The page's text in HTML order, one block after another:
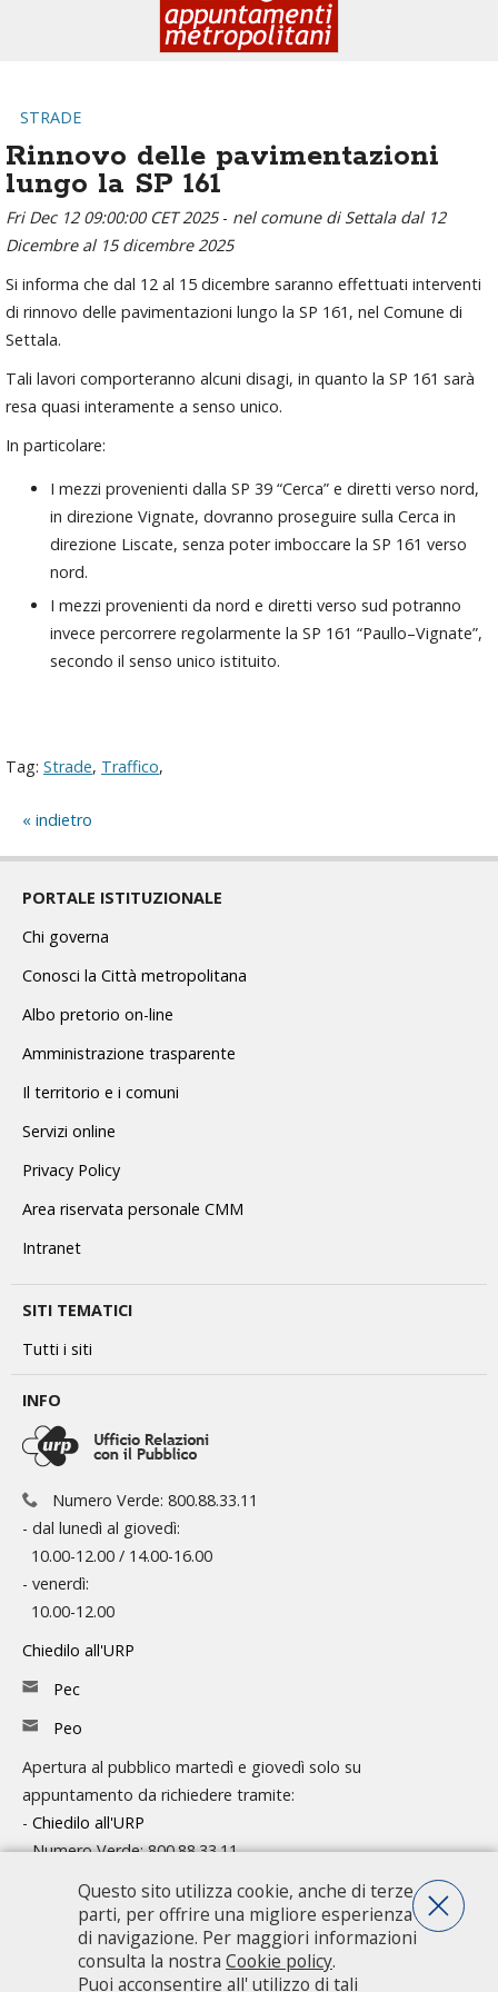
STRADE
Rinnovo delle pavimentazioni
lungo la SP 161
Fri Dec 12 09:00:00 CET 2025- nel comune di Settala dal 12
Dicembre al 15 dicembre 2025
Si informa che dal 12 al 15 dicembre saranno effettuati interventi
di rinnovo delle pavimentazioni lungo la SP 161, nel Comune di
Settala.
Tali lavori comporteranno alcuni disagi, in quanto la SP 161 sarà
resa quasi interamente a senso unico.
In particolare:
I mezzi provenienti dalla SP 39 “Cerca” e diretti verso nord,
in direzione Vignate, dovranno proseguire sulla Cerca in
direzione Liscate, senza poter imboccare la SP 161 verso
nord.
I mezzi provenienti da nord e diretti verso sud potranno
invece percorrere regolarmente la SP 161 “Paullo–Vignate”,
secondo il senso unico istituito.
Tag: Strade, Traffico,
indietro
PORTALE ISTITUZIONALE
Chi governa
Conosci la Città metropolitana
Albo pretorio on-line
Amministrazione trasparente
Il territorio e i comuni
Servizi online
Privacy Policy
Area riservata personale CMM
Intranet
SITI TEMATICI
Tutti i siti
INFO
Numero Verde: 800.88.33.11
- dal lunedì al giovedì:
10.00-12.00 / 14.00-16.00
- venerdì:
10.00-12.00
Chiedilo all'URP
Pec
Peo
Apertura al pubblico martedì e giovedì solo su
appuntamento da richiedere tramite:
- Chiedilo all'URP
- Numero Verde: 800.88.33.11
Consulta l'organigramma
Accedi agli atti
Guida pratica ai servizi e alla modulistica
Questo sito utilizza cookie, anche di terze
parti, per offrire una migliore esperienza
di navigazione. Per maggiori informazioni
consulta la nostra Cookie policy.
Puoi acconsentire all' utilizzo di tali